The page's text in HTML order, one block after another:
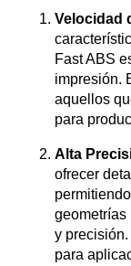
Velocidad
Fast ABS
impresión.
aquellos
para
Alta
ofrecer
geometrías
y
para